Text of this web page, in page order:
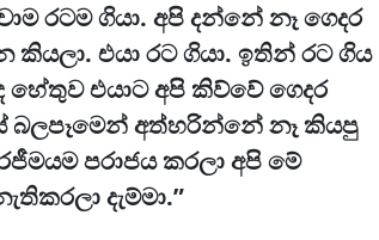
රටම ගියා. අපි දන්නේ නෑ ගෙදර
එයා රට ගියා. ඉතින් රට ගිය
එයාට අපි කිව්වේ ගෙදර
අත්හරින්නේ නෑ කියපු
පරාජය කරලා අපි මේ
දැම්මා.”